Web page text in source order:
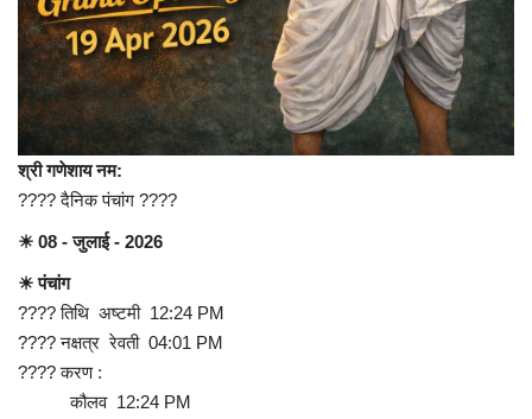
English हिंदी
श्री गणेशाय नम:
???? दैनिक पंचांग ????
☀ 08 - जुलाई - 2026
☀ पंचांग
???? तिथि अष्टमी 12:24 PM
???? नक्षत्र रेवती 04:01 PM
???? करण :
कौलव 12:24 PM